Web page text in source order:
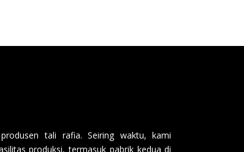
tali rafia. Seiring waktu, kami
produksi, termasuk pabrik kedua di